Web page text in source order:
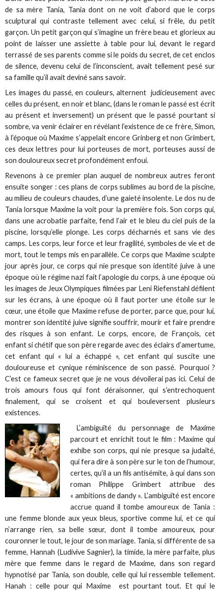
de sa mère Tania, Tania dont on ne voit d’abord que le corps
sculptural qui contraste tellement avec celui, si frêle, du petit
garçon. Un petit garçon qui s’imagine un frère beau et glorieux au
point de laisser une assiette à table pour lui, devant le regard
terrassé de ses parents comme si le poids du secret, de cet enclos
de silence, devenu celui de l’inconscient, avait tellement pesé sur
sa famille qu’il avait deviné sans savoir.
Les images du passé, en couleurs, alternent judicieusement avec
celles du présent, en noir et blanc, (dans le roman le passé est écrit
au présent et inversement) un présent que le passé pourtant si
sombre, va venir éclairer en révélant l’existence de ce frère, Simon,
à l’époque où Maxime s’appelait encore Grinberg et non Grimbert,
ces deux lettres pour lui porteuses de mort, porteuses aussi de
son douloureux secret profondément enfoui.
Revenons à ce premier plan auquel de nombreux autres feront
ensuite songer : ces plans de corps sublimes au bord de la piscine,
au milieu de couleurs chaudes, d’une gaieté insolente. Le dos nu de
Tania lorsque Maxime la voit pour la première fois. Son corps qui,
dans une acrobatie parfaite, fend l’air et le bleu du ciel puis de la
piscine, lorsqu’elle plonge. Les corps décharnés et sans vie des
camps. Les corps, leur force et leur fragilité, symboles de vie et de
mort, tout le temps mis en parallèle. Ce corps que Maxime sculpte
jour après jour, ce corps qui nie presque son identité juive à une
époque où le régime nazi fait l’apologie du corps, à une époque où
les images de Jeux Olympiques filmées par Leni Riefenstahl défilent
sur les écrans, à une époque où il faut porter une étoile sur le
cœur, une étoile que Maxime refuse de porter, parce que, pour lui,
montrer son identité juive signifie souffrir, mourir et faire prendre
des risques à son enfant. Le corps, encore, de François, cet
enfant si chétif que son père regarde avec des éclairs d’amertume,
cet enfant qui « lui a échappé », cet enfant qui suscite une
douloureuse et cynique réminiscence de son passé. Pourquoi ?
C’est ce fameux secret que je ne vous dévoilerai pas ici. Celui de
trois amours fous qui font déraisonner, qui s’entrechoquent
finalement, qui se croisent et qui bouleversent plusieurs
existences.
L’ambiguïté du personnage de Maxime
parcourt et enrichit tout le film : Maxime qui
exhibe son corps, qui nie presque sa judaïté,
qui fera dire à son père sur le ton de l’humour,
certes, qu’il a un fils antisémite, à qui dans son
roman Philippe Grimbert attribue des
« ambitions de dandy ». L’ambiguïté est encore
accrue quand il tombe amoureux de Tania :
une femme blonde aux yeux bleus, sportive comme lui, et ce qui
n’arrange rien, sa belle sœur, dont il tombe amoureux, pour
couronner le tout, le jour de son mariage. Tania, si différente de sa
femme, Hannah (Ludivive Sagnier), la timide, la mère parfaite, plus
mère que femme dans le regard de Maxime, dans son regard
hypnotisé par Tania, son double, celle qui lui ressemble tellement.
Hanah : celle pour qui Maxime est pourtant tout. Et qui le